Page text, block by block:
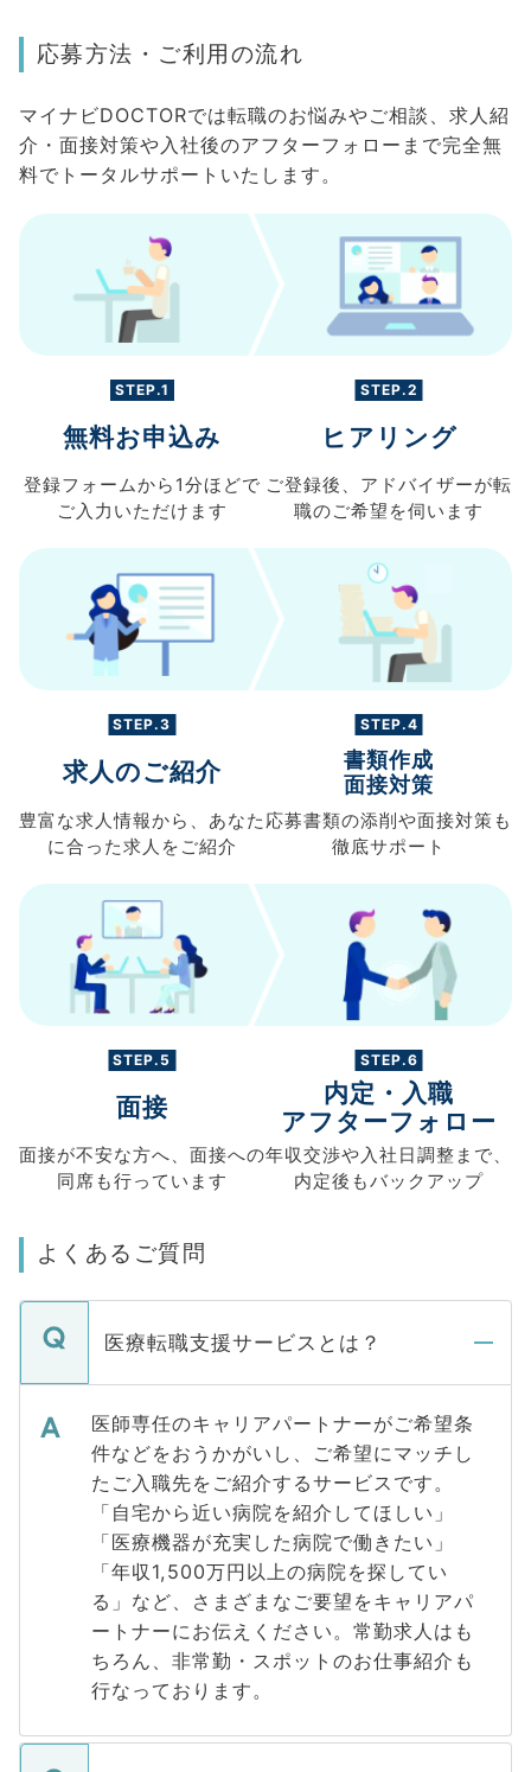
応募方法・ご利用の流れ
マイナビDOCTORでは転職のお悩みやご相談、求人紹
介・面接対策や入社後のアフターフォローまで完全無
料でトータルサポートいたします。
STEP.1
無料お申込み
登録フォームから 1分ほどで
ご入力 いただけます
STEP.2
ヒアリング
ご登録後、 アドバイザーが転
職のご希望を伺います
STEP.3
求人のご紹介
豊富な求人情報から、 あなた
に合った求人を ご紹介
STEP.4
書類作成
面接対策
応募書類の添削や面接対策も
徹底サポート
STEP.5
面接
面接が不安な方へ、 面接への
同席も行っています
STEP.6
内定・入職
アフターフォロー
年収交渉や入社日調整まで、
内定後もバックアップ
よくあるご質問
医療転職支援サービスとは？
医師専任のキャリアパートナーがご希望条
件などをおうかがいし、ご希望にマッチし
たご入職先をご紹介するサービスです。
「自宅から近い病院を紹介してほしい」
「医療機器が充実した病院で働きたい」
「年収1,500万円以上の病院を探してい
る」など、さまざまなご要望をキャリアパ
ートナーにお伝えください。常勤求人はも
ちろん、非常勤・スポットのお仕事紹介も
行なっております。